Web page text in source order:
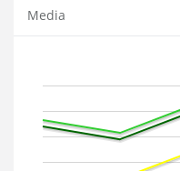
Media